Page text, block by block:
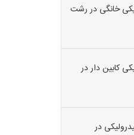
خانگی در رشت
کابین دار در
در